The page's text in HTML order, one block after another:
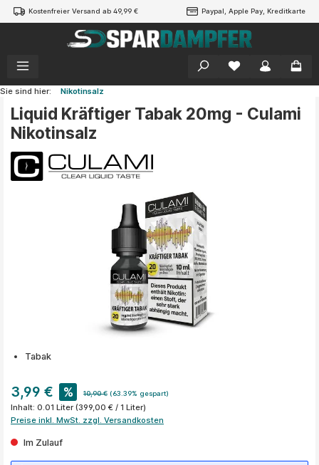
springen
Kostenfreier Versand ab 49,99 € Paypal, Apple Pay, Kreditkarte
Sie sind hier: Nikotinsalz
Liquid Kräftiger Tabak 20mg - Culami
Nikotinsalz
Tabak
3,99 € % 10,90 € (63.39% gespart)
Inhalt: 0.01 Liter (399,00 € / 1 Liter)
Preise inkl. MwSt. zzgl. Versandkosten
Im Zulauf